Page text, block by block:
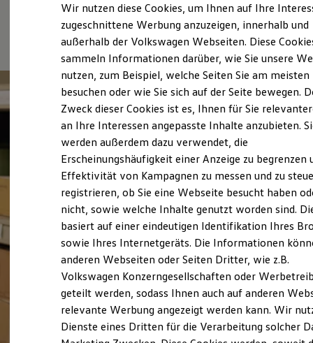
Elektroautos
ID. Tutorials
Elektrofahrzeugkonzepte
Reichweite
Reichweite der ID. Modelle
Reichweite im Winter
Laden
Laden unterwegs
Laden Zuhause
Ladezeitensimulator
Batterie
Sicherheit
Garantie und Lebensdauer
Nachhaltigkeit
Technologie
Kosten und Kauf
Verbrauchskosten
Kaufoptionen
E-Auto-Förderung
Software und Konnektivität
Die ID. Software 6
ID. Software Versionen und Updates
Digitale Extras
Schnittstellen zu Ihrem ID.
(Impressum & Rechtliches )
Wir nutzen diese Cookies, um Ihnen auf Ihre
zugeschnittene Werbung anzuzeigen, innerhalb und
außerhalb der Volkswagen Webseiten. Diese
sammeln Informationen darüber, wie Sie unsere
nutzen, zum Beispiel, welche Seiten Sie am meisten
besuchen oder wie Sie sich auf der Seite bewegen.
Zweck dieser Cookies ist es, Ihnen für Sie
an Ihre Interessen angepasste Inhalte anzubieten.
werden außerdem dazu verwendet, die
Erscheinungshäufigkeit einer Anzeige zu begrenzen
Effektivität von Kampagnen zu messen und zu
registrieren, ob Sie eine Webseite besucht haben
nicht, sowie welche Inhalte genutzt worden sind.
basiert auf einer eindeutigen Identifikation Ihres
sowie Ihres Internetgeräts. Die Informationen
anderen Webseiten oder Seiten Dritter, wie z.B.
Volkswagen Konzerngesellschaften oder
geteilt werden, sodass Ihnen auch auf anderen
relevante Werbung angezeigt werden kann. Wir
Dienste eines Dritten für die Verarbeitung solcher